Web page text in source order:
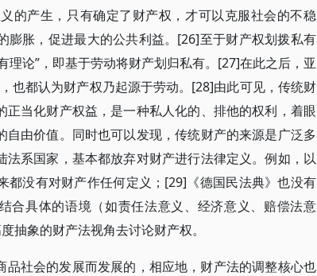
的产生，只有确定了财产权，才可以克服社会的不稳
膨胀，促进最大的公共利益。[26]至于财产权划拨私有
论”，即基于劳动将财产划归私有。[27]在此之后，亚
也都认为财产权乃起源于劳动。[28]由此可见，传统财
当化财产权益，是一种私人化的、排他的权利，着眼
由价值。同时也可以发现，传统财产的来源是广泛多
系国家，基本都放弃对财产进行法律定义。例如，以
都没有对财产作任何定义；[29]《德国民法典》也没有
合具体的语境（如责任法意义、经济意义、赔偿法意
抽象的财产法视角去讨论财产权。
社会的发展而发展的，相应地，财产法的调整核心也